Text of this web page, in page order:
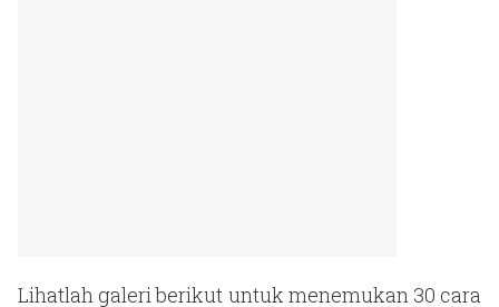
Lihatlah galeri berikut untuk menemukan 30 cara